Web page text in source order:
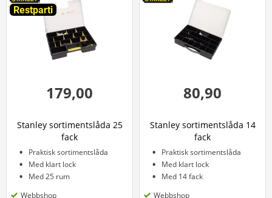
Restparti
179,00
Stanley sortimentslåda 25
fack
Praktisk sortimentslåda
Med klart lock
Med 25 rum
Webbshop
80,90
Stanley sortimentslåda 14
fack
Praktisk sortimentslåda
Med klart lock
Med 14 fack
Webbshop